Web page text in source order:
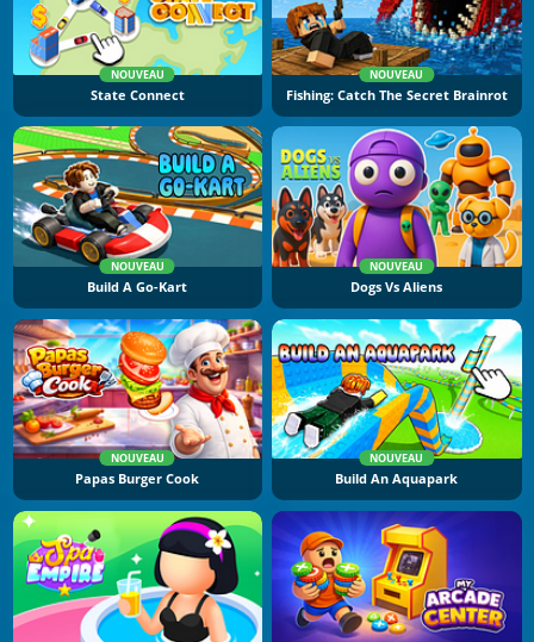
NOUVEAU
State Connect
NOUVEAU
Fishing: Catch The Secret Brainrot
NOUVEAU
Build A Go-Kart
NOUVEAU
Dogs Vs Aliens
NOUVEAU
Papas Burger Cook
NOUVEAU
Build An Aquapark